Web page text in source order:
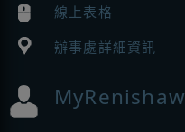
線上表格
辦事處詳細資訊
MyRenishaw